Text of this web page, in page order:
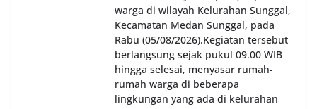
warga di wilayah Kelurahan Sunggal,
Kecamatan Medan Sunggal, pada
Rabu (05/08/2026).‎‎Kegiatan tersebut
berlangsung sejak pukul 09.00 WIB
hingga selesai, menyasar rumah-
rumah warga di beberapa
lingkungan yang ada di kelurahan